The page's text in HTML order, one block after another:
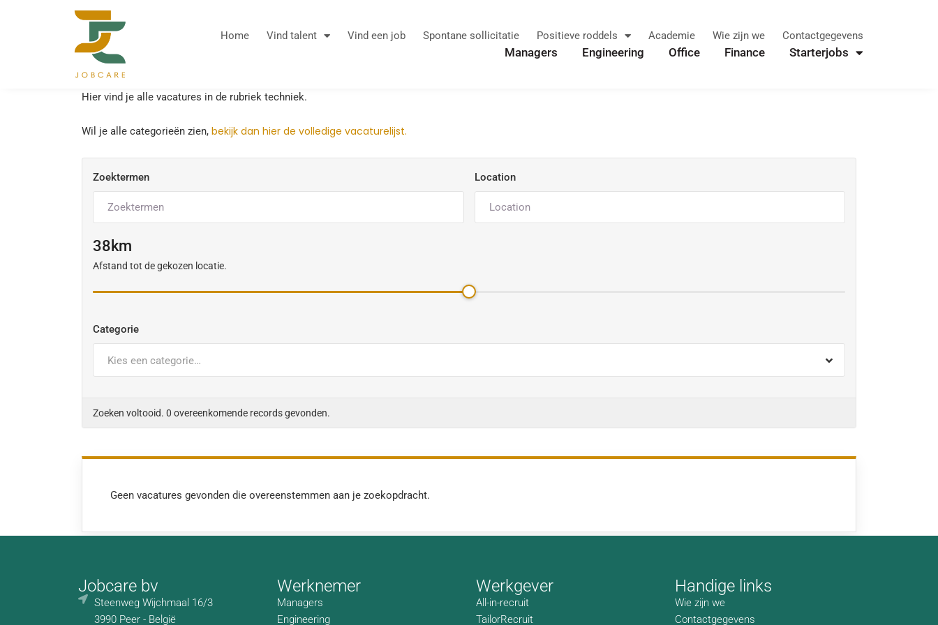
Home Vind talent Vind een job Spontane sollicitatie Positieve roddels Academie Wie zijn we Contactgegevens
Managers Engineering Office Finance Starterjobs
Hier vind je alle vacatures in de rubriek techniek.
Wil je alle categorieën zien, bekijk dan hier de volledige vacaturelijst.
Zoektermen Location
38
Afstand tot de gekozen locatie.
Categorie
Kies een categorie…
Zoeken voltooid. 0 overeenkomende records gevonden.
Geen vacatures gevonden die overeenstemmen aan je zoekopdracht.
Jobcare bv
Steenweg Wijchmaal 16/3
3990 Peer - België
Werknemer
Managers
Engineering
Werkgever
All-in-recruit
TailorRecruit
Handige links
Wie zijn we
Contactgegevens